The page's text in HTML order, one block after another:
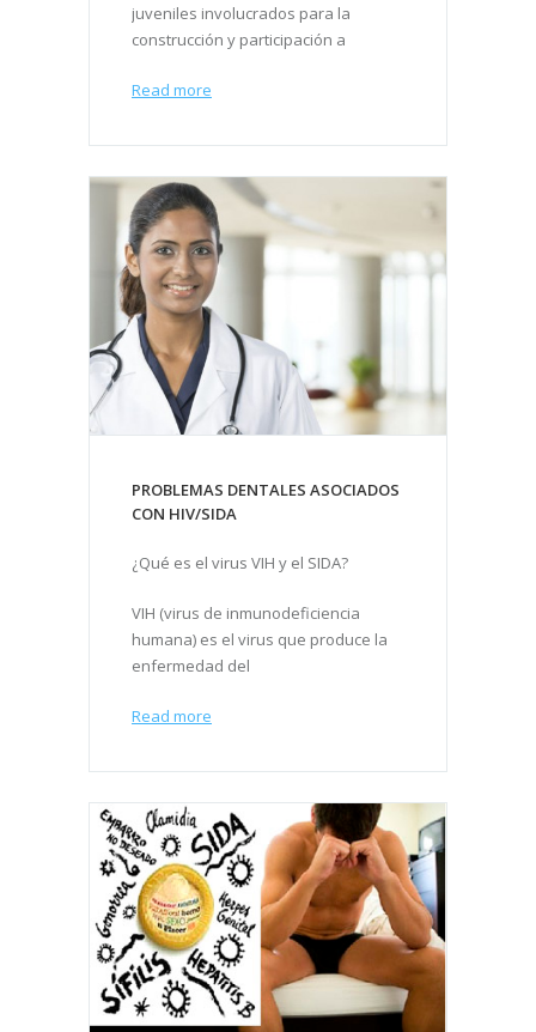
juveniles involucrados para la
construcción y participación a
Read more
PROBLEMAS DENTALES ASOCIADOS
CON HIV/SIDA
¿Qué es el virus VIH y el SIDA?
VIH (virus de inmunodeficiencia
humana) es el virus que produce la
enfermedad del
Read more